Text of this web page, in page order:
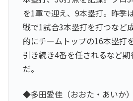
を1軍で迎え、9本塁打。昨季
戦で1試合3本塁打を打つなど
的にチームトップの16本塁打
引き続き4番を任されるなど
だ。
◆多田愛佳（おおた・あいか